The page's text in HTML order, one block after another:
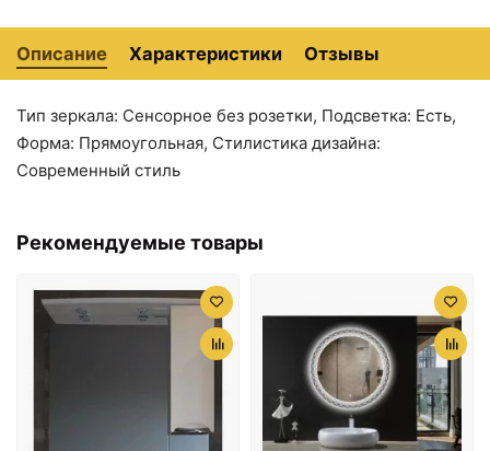
3840 ₽
Полка 50 см Velvex
Gelou pkGEL.50-54
3840 ₽
Описание Характеристики Отзывы
Тип зеркала: Сенсорное без розетки, Подсветка: Есть,
Форма: Прямоугольная, Стилистика дизайна:
Современный стиль
Рекомендуемые товары